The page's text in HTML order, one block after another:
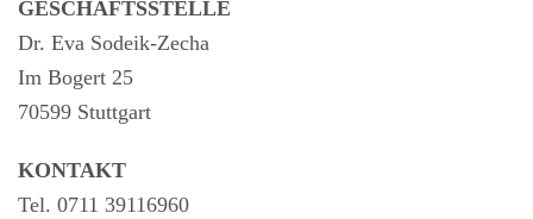
GESCHÄFTSSTELLE
Dr. Eva Sodeik-Zecha
Im Bogert 25
70599 Stuttgart
KONTAKT
Tel. 0711 39116960